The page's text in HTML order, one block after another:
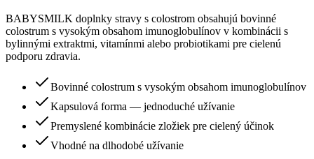
BABYSMILK doplnky stravy s colostrom obsahujú bovinné
colostrum s vysokým obsahom imunoglobulínov v kombinácii s
bylinnými extraktmi, vitamínmi alebo probiotikami pre cielenú
podporu zdravia.
Bovinné colostrum s vysokým obsahom imunoglobulínov
Kapsulová forma — jednoduché užívanie
Premyslené kombinácie zložiek pre cielený účinok
Vhodné na dlhodobé užívanie